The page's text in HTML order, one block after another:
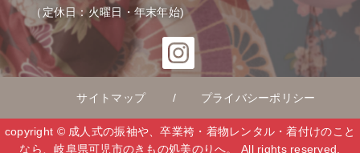
（定休日：火曜日・年末年始)
サイトマップ プライバシーポリシー
copyright © 成人式の振袖や、卒業袴・着物レンタル・着付けのこと
なら、岐阜県可児市のきもの処美のりへ。 All rights reserved.